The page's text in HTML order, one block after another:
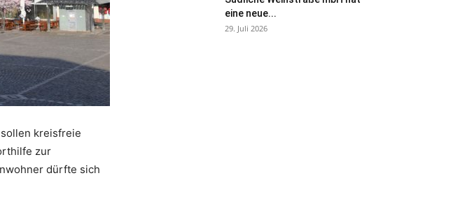
kreisfreie
zur
dürfte sich
eine neue...
29. Juli 2026